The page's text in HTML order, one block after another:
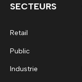
SECTEURS
Retail
Public
Industrie